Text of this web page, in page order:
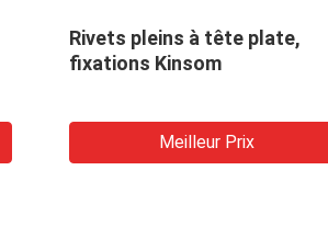
Rivets pleins à tête plate,
fixations Kinsom
Meilleur Prix